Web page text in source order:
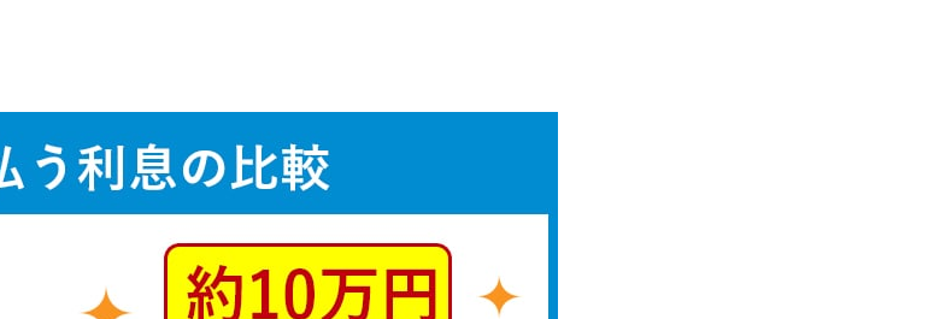
りる方法がある？
学生がお金を借りる方法は？親へのバレにくさ
や将来への影響を解説